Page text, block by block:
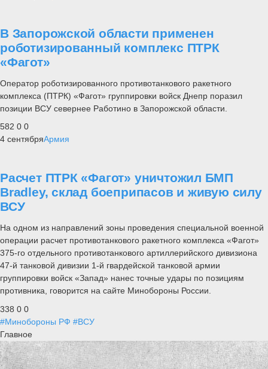
В Запорожской области применен
роботизированный комплекс ПТРК
«Фагот»
Оператор роботизированного противотанкового ракетного
комплекса (ПТРК) «Фагот» группировки войск Днепр поразил
позиции ВСУ севернее Работино в Запорожской области.
582 0 0
4 сентябряАрмия
Расчет ПТРК «Фагот» уничтожил БМП
Bradley, склад боеприпасов и живую силу
ВСУ
На одном из направлений зоны проведения специальной военной
операции расчет противотанкового ракетного комплекса «Фагот»
375-го отдельного противотанкового артиллерийского дивизиона
47-й танковой дивизии 1-й гвардейской танковой армии
группировки войск «Запад» нанес точные удары по позициям
противника, говорится на сайте Минобороны России.
338 0 0
#Минобороны РФ #ВСУ
Главное